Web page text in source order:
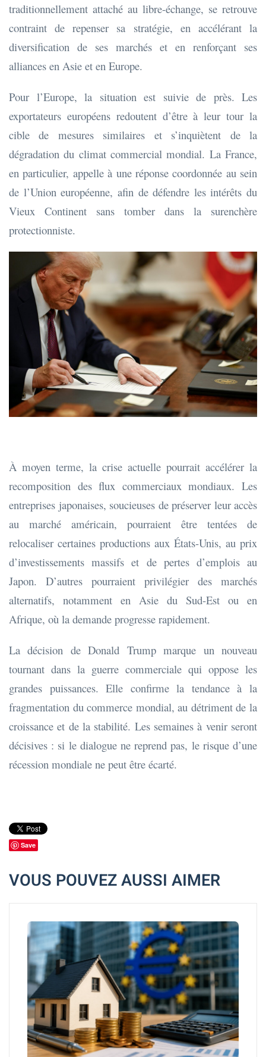
traditionnellement attaché au libre-échange, se retrouve
contraint de repenser sa stratégie, en accélérant la
diversification de ses marchés et en renforçant ses
alliances en Asie et en Europe.
Pour l’Europe, la situation est suivie de près. Les
exportateurs européens redoutent d’être à leur tour la
cible de mesures similaires et s’inquiètent de la
dégradation du climat commercial mondial. La France,
en particulier, appelle à une réponse coordonnée au sein
de l’Union européenne, afin de défendre les intérêts du
Vieux Continent sans tomber dans la surenchère
protectionniste.
À moyen terme, la crise actuelle pourrait accélérer la
recomposition des flux commerciaux mondiaux. Les
entreprises japonaises, soucieuses de préserver leur accès
au marché américain, pourraient être tentées de
relocaliser certaines productions aux États-Unis, au prix
d’investissements massifs et de pertes d’emplois au
Japon. D’autres pourraient privilégier des marchés
alternatifs, notamment en Asie du Sud-Est ou en
Afrique, où la demande progresse rapidement.
La décision de Donald Trump marque un nouveau
tournant dans la guerre commerciale qui oppose les
grandes puissances. Elle confirme la tendance à la
fragmentation du commerce mondial, au détriment de la
croissance et de la stabilité. Les semaines à venir seront
décisives : si le dialogue ne reprend pas, le risque d’une
récession mondiale ne peut être écarté.
Save
VOUS POUVEZ AUSSI AIMER